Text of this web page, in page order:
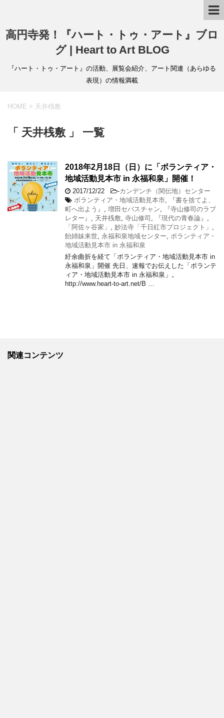
高円寺発！『ハート・トゥ・アート』ブロ
グ | Heart to Art BLOG
『ハート・トゥ・アート』の活動、展覧会紹介、アート関連（あらゆる
表現）の情報満載
HOME > 天井桟敷
「 天井桟敷 」 一覧
2018年2月18日（日）に「ボランティア・
地域活動見本市 in 永福和泉」開催！
2017/12/22 -カンデンチ（関伝地）センター
ボランティア・地域活動見本市
『書を捨てよ、
町へ出よう』
増田セバスチャン
『寺山修司のラブ
レター』
天井桟敷 寺山修司 『現代の青春論』
「阿佐ヶ谷家」
妙法寺「千日紅市プロジェクト」
飴姉妹来世 永福和泉地域センター
ボランティア・
地域活動見本市 in 永福和泉
紆余曲折を経て「ボランティア・地域活動見本市 in
永福和泉」開催 先日、速報でお伝えした「ボランテ
ィア・地域活動見本市 in 永福和泉」。
http://www.heart-to-art.net/B …
関連コンテンツ